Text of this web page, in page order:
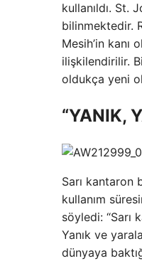
kullanıldı. St.
bilinmektedir.
Mesih’in kanı
ilişkilendirilir.
oldukça yeni
“YANIK,
Sarı kantaron
kullanım
söyledi:
Yanık ve
dünyaya